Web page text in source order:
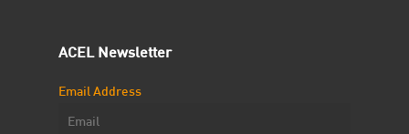
ACEL Newsletter
Email Address